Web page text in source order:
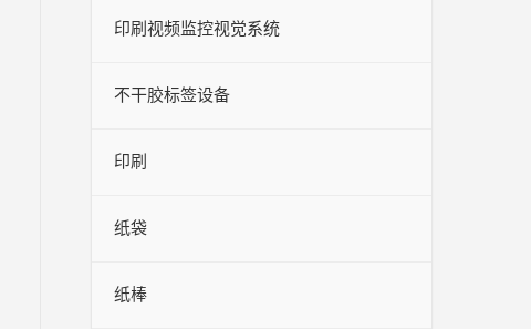
印刷视频监控视觉系统
不干胶标签设备
印刷
纸袋
纸棒